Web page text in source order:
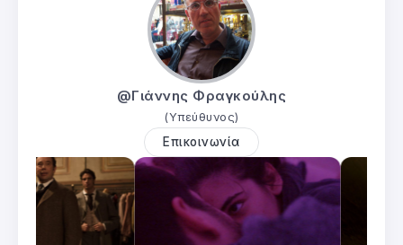
@Γιάννης Φραγκούλης
(Υπεύθυνος)
Επικοινωνία